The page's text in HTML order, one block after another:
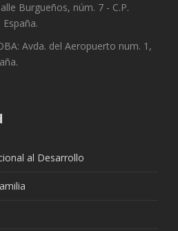
Burgueños, núm. 7 - C.P.
Avda. del Aeropuerto num. 1,
al Desarrollo